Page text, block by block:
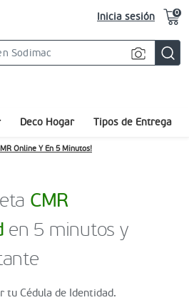
Inicia sesión 0
Deco Hogar Tipos de Entrega
Online Y En 5 Minutos!
CMR
en 5 minutos y
tu Cédula de Identidad.